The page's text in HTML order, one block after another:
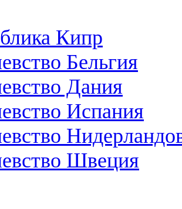
Кипр
Бельгия
Дания
Испания
Швеция